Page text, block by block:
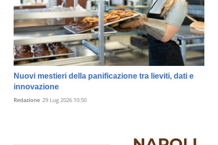
Nuovi mestieri della panificazione tra lieviti, dati e
innovazione
Redazione 29 Lug 2026 10:50